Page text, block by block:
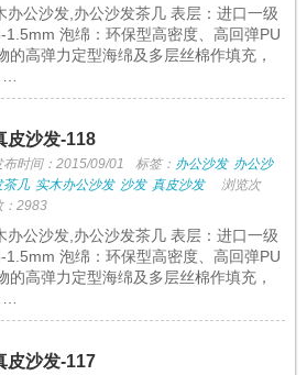
办公沙发,办公沙发茶几 表层：进口一级
泡绵：环保型高密度、高回弹PU
的高弹力定型海绵及多层丝棉作填充，
皮沙发-118
布时间：2015/09/01 标签： 办公沙发 办公沙
茶几 实木办公沙发 沙发 真皮沙发
浏览次
：2983
办公沙发,办公沙发茶几 表层：进口一级
泡绵：环保型高密度、高回弹PU
的高弹力定型海绵及多层丝棉作填充，
皮沙发-117